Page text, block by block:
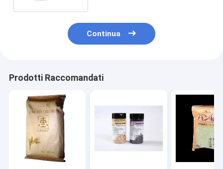
Continua
Prodotti Raccomandati